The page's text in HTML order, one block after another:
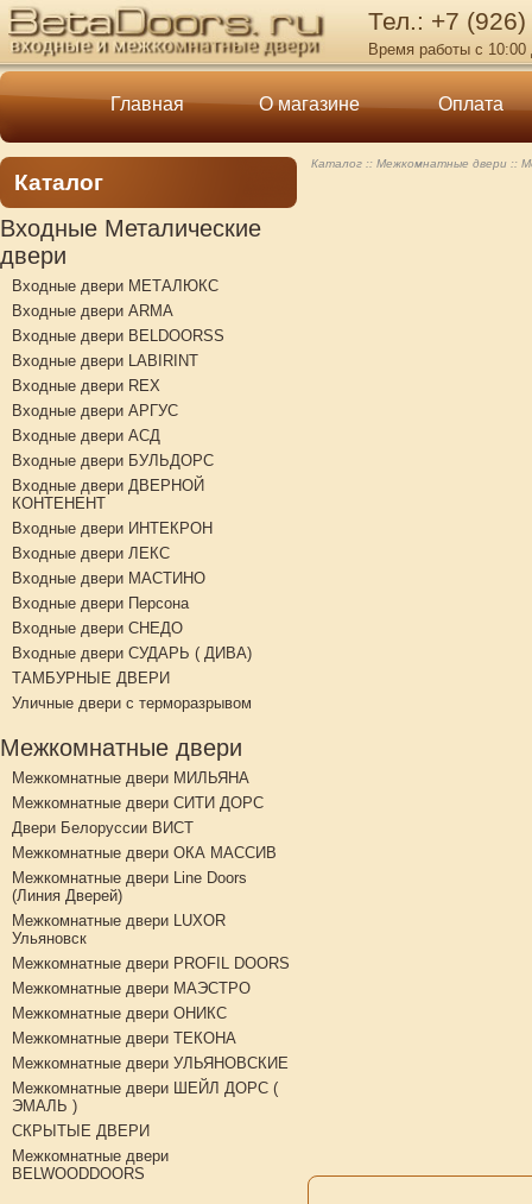
Тел.: +7
Время работы с 10:00
Главная О магазине Оплата
Каталог
Входные Металические
двери
Входные двери МЕТАЛЮКС
Входные двери ARMA
Входные двери BELDOORSS
Входные двери LABIRINT
Входные двери REX
Входные двери АРГУС
Входные двери АСД
Входные двери БУЛЬДОРС
Входные двери ДВЕРНОЙ
КОНТЕНЕНТ
Входные двери ИНТЕКРОН
Входные двери ЛЕКС
Входные двери МАСТИНО
Входные двери Персона
Входные двери СНЕДО
Входные двери СУДАРЬ ( ДИВА)
ТАМБУРНЫЕ ДВЕРИ
Уличные двери с терморазрывом
Межкомнатные двери
Межкомнатные двери МИЛЬЯНА
Межкомнатные двери СИТИ ДОРС
Двери Белоруссии ВИСТ
Межкомнатные двери ОКА МАССИВ
Межкомнатные двери Line Doors
(Линия Дверей)
Межкомнатные двери LUXOR
Ульяновск
Межкомнатные двери PROFIL DOORS
Межкомнатные двери МАЭСТРО
Межкомнатные двери ОНИКС
Межкомнатные двери ТЕКОНА
Межкомнатные двери УЛЬЯНОВСКИЕ
Межкомнатные двери ШЕЙЛ ДОРС (
ЭМАЛЬ )
СКРЫТЫЕ ДВЕРИ
Межкомнатные двери
BELWOODDOORS
Каталог Межкомнатные двери